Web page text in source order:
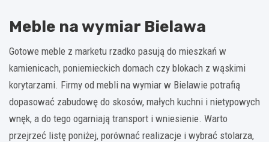
Meble na wymiar Bielawa
Gotowe meble z marketu rzadko pasują do mieszkań w
kamienicach, poniemieckich domach czy blokach z wąskimi
korytarzami. Firmy od mebli na wymiar w Bielawie potrafią
dopasować zabudowę do skosów, małych kuchni i nietypowych
wnęk, a do tego ogarniają transport i wniesienie. Warto
przejrzeć listę poniżej, porównać realizacje i wybrać stolarza,